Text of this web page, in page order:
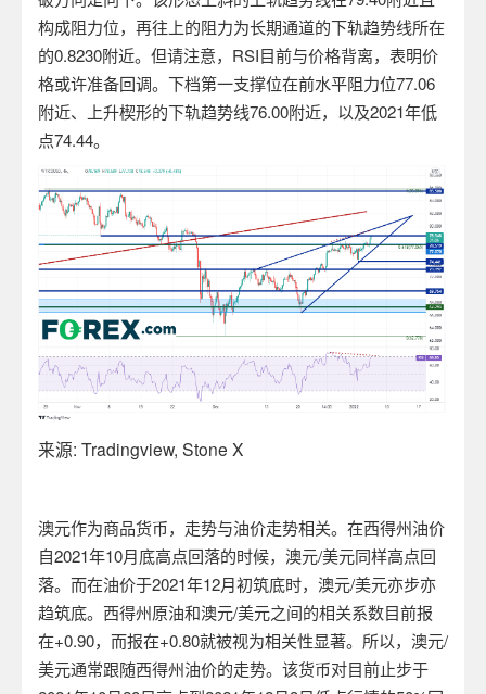
构成阻力位，再往上的阻力为长期通道的下轨趋势线所在
的0.8230附近。但请注意， RSI目前与价格背离，表明价
格或许准备回调。下档第一支撑位在前水平阻力位77.06
附近、上升楔形的下轨趋势线76.00附近，以及2021年低
点74.44。
来源: Tradingview, Stone X
澳元作为商品货币，走势与油价走势相关。在西得州油价
自2021年10月底高点回落的时候，澳元/美元同样高点回
落。而在油价于2021年12月初筑底时，澳元/美元亦步亦
趋筑底。西得州原油和澳元/美元之间的相关系数目前报
在+0.90，而报在+0.80就被视为相关性显著。所以，澳元/
美元通常跟随西得州油价的走势。该货币对目前止步于